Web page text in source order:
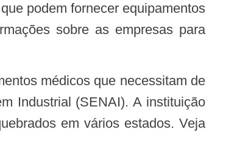
podem fornecer equipamentos
sobre as empresas para
Industrial (SENAI). A instituição
em vários estados. Veja